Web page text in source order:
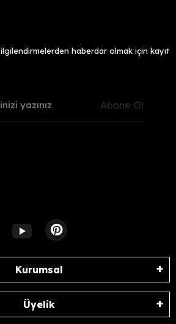
haberdar olmak için kayıt
Abone Ol
Kurumsal
Üyelik